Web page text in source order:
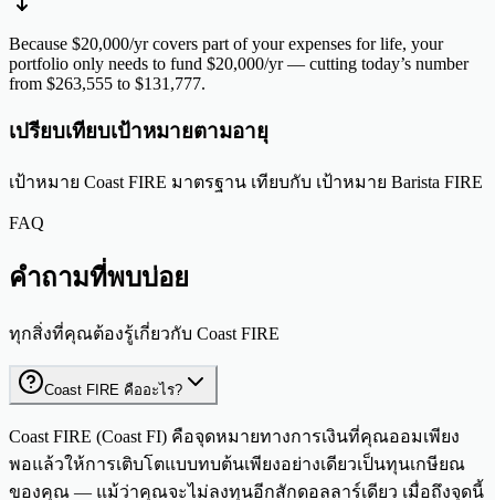
Because $20,000/yr covers part of your expenses for life, your
portfolio only needs to fund $20,000/yr — cutting today’s number
from $263,555 to $131,777.
เปรียบเทียบเป้าหมายตามอายุ
เป้าหมาย Coast FIRE มาตรฐาน เทียบกับ เป้าหมาย Barista FIRE
FAQ
คำถามที่พบบ่อย
ทุกสิ่งที่คุณต้องรู้เกี่ยวกับ Coast FIRE
Coast FIRE คืออะไร?
Coast FIRE (Coast FI) คือจุดหมายทางการเงินที่คุณออมเพียง
พอแล้วให้การเติบโตแบบทบต้นเพียงอย่างเดียวเป็นทุนเกษียณ
ของคุณ — แม้ว่าคุณจะไม่ลงทุนอีกสักดอลลาร์เดียว เมื่อถึงจุดนี้